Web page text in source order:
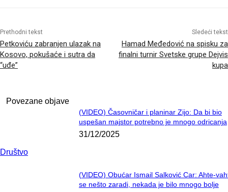
Prethodni tekst
Petkoviću zabranjen ulazak na
Kosovo, pokušaće i sutra da
“uđe”
Sledeći tekst
Hamad Međedović na spisku za
finalni turnir Svetske grupe Dejvis
kupa
Povezane objave
Društvo
(VIDEO) Časovničar i planinar Zijo: Da bi bio
uspešan majstor potrebno je mnogo odricanja
31/12/2025
(VIDEO) Obućar Ismail Salković Car: Ahte-
se nešto zaradi, nekada je bilo mnogo bolje